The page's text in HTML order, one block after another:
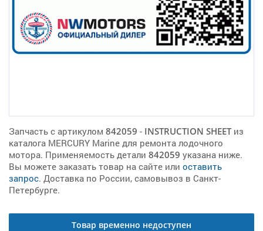
Запчасть с артикулом 842059 - INSTRUCTION SHEETиз
каталога MERCURY Marine для ремонта лодочного
мотора. Применяемость детали 842059 указана ниже.
Вы можете заказать товар на сайте или оставить
запрос. Доставка по России, самовывоз в Санкт-
Петербурге.
Товар временно недоступен